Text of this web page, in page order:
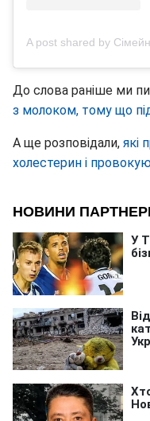
До слова раніше ми
з молоком, тому що
А ще розповідали, які
холестерин і